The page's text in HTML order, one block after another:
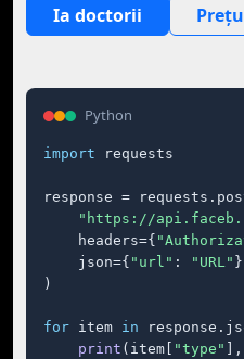
Ia doctorii
Python
import requests
response =
"https://
    headers={
    json={
"url" : "URL"
)
for item in
print (item[ "type"